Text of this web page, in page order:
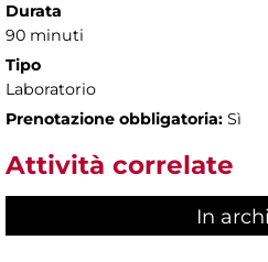
Durata
90 minuti
Tipo
Laboratorio
Prenotazione obbligatoria: Sì
Attività correlate
In